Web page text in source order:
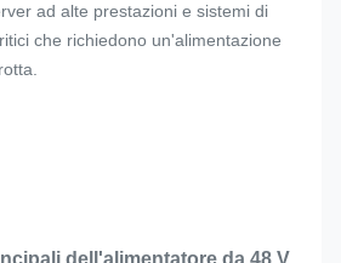
ad alte prestazioni e sistemi di
che richiedono un'alimentazione
dell'alimentatore da 48 V